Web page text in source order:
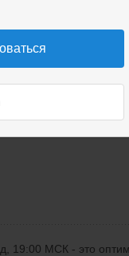
19:00 МСК - это